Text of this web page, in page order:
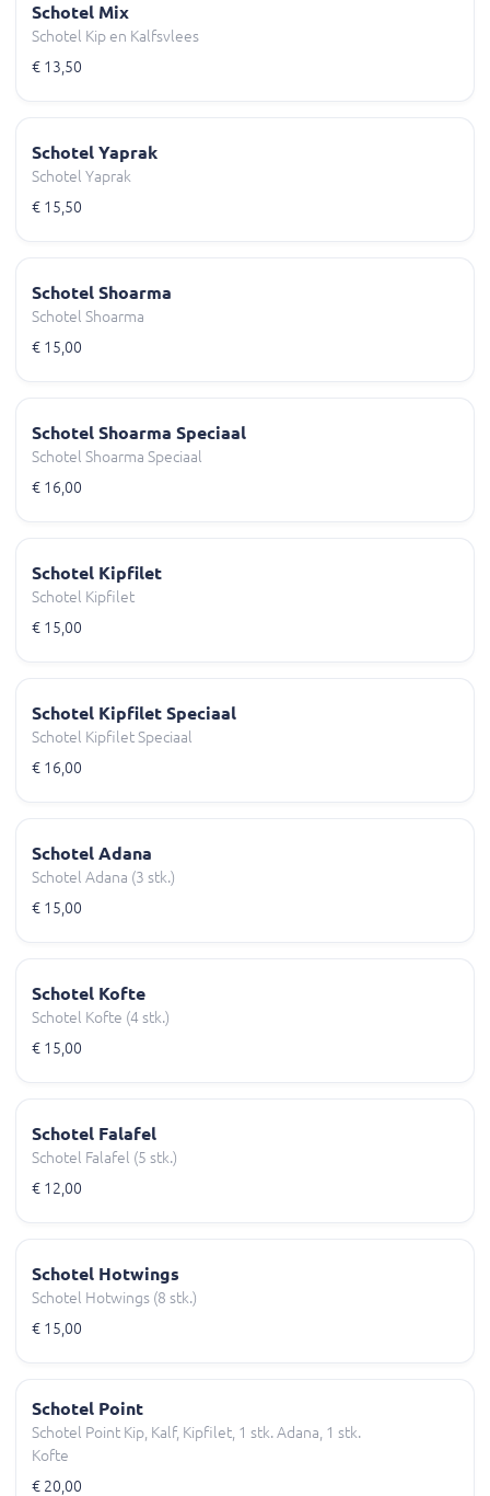
Schotel Mix
Schotel Kip en Kalfsvlees
€ 13,50
Schotel Yaprak
Schotel Yaprak
€ 15,50
Schotel Shoarma
Schotel Shoarma
€ 15,00
Schotel Shoarma Speciaal
Schotel Shoarma Speciaal
€ 16,00
Schotel Kipfilet
Schotel Kipfilet
€ 15,00
Schotel Kipfilet Speciaal
Schotel Kipfilet Speciaal
€ 16,00
Schotel Adana
Schotel Adana (3 stk.)
€ 15,00
Schotel Kofte
Schotel Kofte (4 stk.)
€ 15,00
Schotel Falafel
Schotel Falafel (5 stk.)
€ 12,00
Schotel Hotwings
Schotel Hotwings (8 stk.)
€ 15,00
Schotel Point
Schotel Point Kip, Kalf, Kipfilet, 1 stk. Adana, 1 stk.
Kofte
€ 20,00